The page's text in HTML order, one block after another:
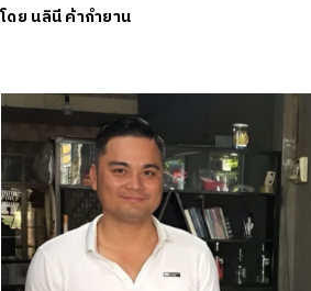
โดย นลินี ค้ากำยาน